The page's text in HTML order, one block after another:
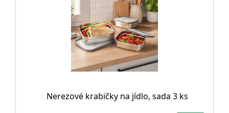
Nerezové krabičky na jídlo, sada 3 ks